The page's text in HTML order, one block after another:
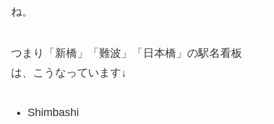
ね。
つまり「新橋」「難波」「日本橋」の駅名看板
は、こうなっています↓
Shimbashi